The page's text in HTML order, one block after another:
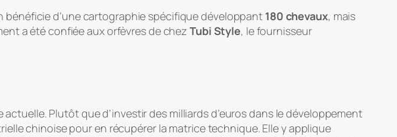
bénéficie d’une cartographie spécifique développant 180 chevaux, mais
a été confiée aux orfèvres de chezTubi Style, le fournisseur
Plutôt que d’investir des milliards d’euros dans le développement
chinoise pour en récupérer la matrice technique. Elle y applique